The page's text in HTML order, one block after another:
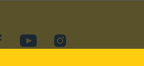
facebookYouTubeInstagram